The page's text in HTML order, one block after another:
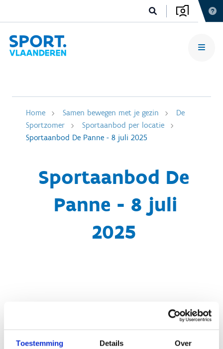
Toestemming Details Over
Home Samen bewegen met je gezin
De
Sportzomer
Sportaanbod per locatie
Sportaanbod De Panne - 8 juli 2025
Sportaanbod De
Panne - 8 juli
2025